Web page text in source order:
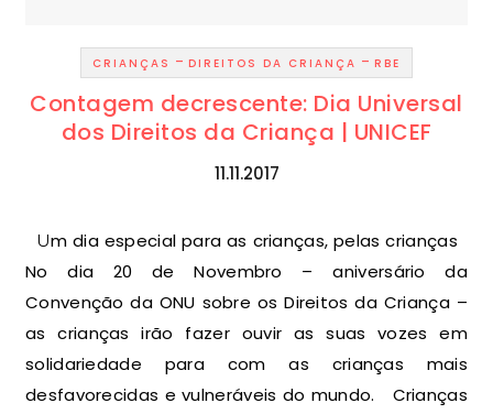
CRIANÇAS - DIREITOS DA CRIANÇA - RBE
Contagem decrescente: Dia Universal
dos Direitos da Criança | UNICEF
11.11.2017
Um dia especial para as crianças, pelas crianças
No dia 20 de Novembro – aniversário da
Convenção da ONU sobre os Direitos da Criança –
as crianças irão fazer ouvir as suas vozes em
solidariedade para com as crianças mais
desfavorecidas e vulneráveis do mundo. Crianças